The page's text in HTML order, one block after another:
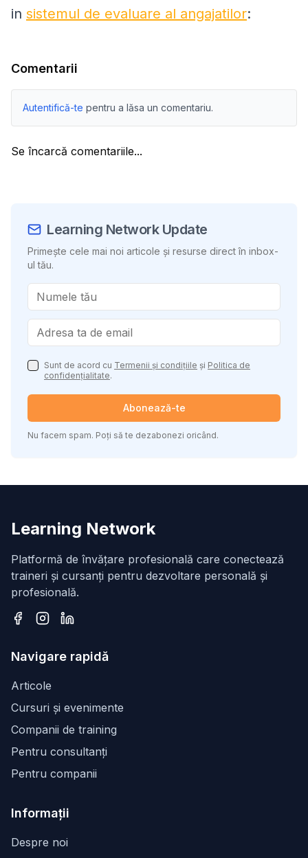
in sistemul de evaluare al angajatilor:
Comentarii
Autentifică-te pentru a lăsa un comentariu.
Se încarcă comentariile...
Learning Network Update
Primește cele mai noi articole și resurse direct în inbox-
ul tău.
Sunt de acord cu Termenii și condițiile și Politica de
confidențialitate.
Abonează-te
Nu facem spam. Poți să te dezabonezi oricând.
Learning Network
Platformă de învățare profesională care conectează
traineri și cursanți pentru dezvoltare personală și
profesională.
Navigare rapidă
Articole
Cursuri și evenimente
Companii de training
Pentru consultanți
Pentru companii
Informații
Despre noi